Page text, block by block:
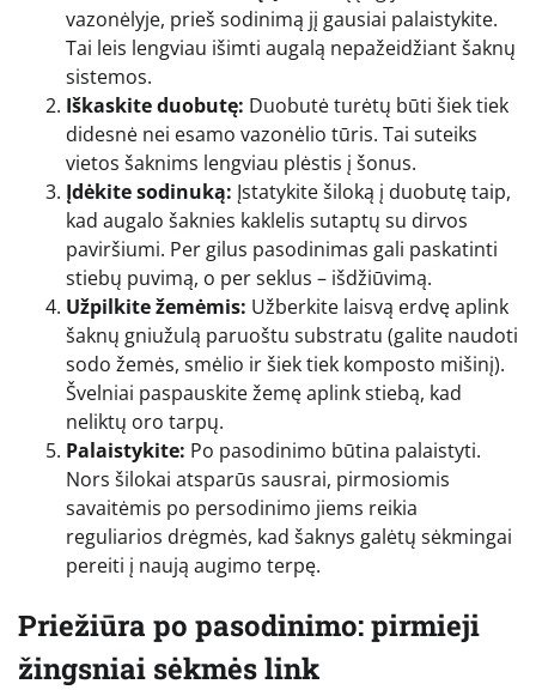
vazonėlyje, prieš sodinimą jį gausiai palaistykite.
Tai leis lengviau išimti augalą nepažeidžiant šaknų
sistemos.
Iškaskite duobutę: Duobutė turėtų būti šiek tiek
didesnė nei esamo vazonėlio tūris. Tai suteiks
vietos šaknims lengviau plėstis į šonus.
Įdėkite sodinuką: Įstatykite šiloką į duobutę taip,
kad augalo šaknies kaklelis sutaptų su dirvos
paviršiumi. Per gilus pasodinimas gali paskatinti
stiebų puvimą, o per seklus – išdžiūvimą.
Užpilkite žemėmis: Užberkite laisvą erdvę aplink
šaknų gniužulą paruoštu substratu (galite naudoti
sodo žemės, smėlio ir šiek tiek komposto mišinį).
Švelniai paspauskite žemę aplink stiebą, kad
neliktų oro tarpų.
Palaistykite: Po pasodinimo būtina palaistyti.
Nors šilokai atsparūs sausrai, pirmosiomis
savaitėmis po persodinimo jiems reikia
reguliarios drėgmės, kad šaknys galėtų sėkmingai
pereiti į naują augimo terpę.
Priežiūra po pasodinimo: pirmieji
žingsniai sėkmės link